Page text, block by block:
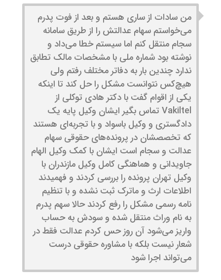
من سادات از ساری هستم و بعد از فوت پدرم
می‌خواستم سهام عدالتش را از طریق سامانه
سجام منتقل کنم اما سیستم خطا می‌داد و
نوشته بود شماره ملی با مشخصات مالک تطابق
ندارد چندین بار به دفاتر مختلف رفتم ولی
هیچ‌کس نتوانست مشکل را حل کند تا اینکه
یکی از اقوام گفت با دکتر هادی توکلی از
Vakiltel تماس بگیر ایشان وکیل پایه یک
دادگستری و وکیل باسواد و با تجربه‌ای هستند
که تخصصشان در پرونده‌های حقوقی سهام
عدالت و سجام است ایشان با کمک وکیل الهام
جاویدانی و هماهنگی کامل وکیل مازندران با
وکیل تهران پرونده را بررسی کردند و فهمیدند
اطلاعات ارث و ماترک ثبت نشده و با تنظیم
نامه رسمی مشکل را رفع کردند حالا سهم پدرم
به نام وراث منتقل شده و سودش به حساب
واریز می‌شود آن روز حس کردم عدالت فقط در
شعار نیست بلکه با مشاوره حقوقی درست
می‌تواند اجرا شود